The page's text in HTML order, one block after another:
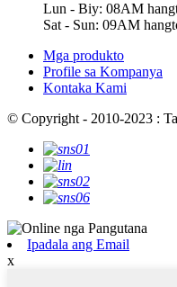
Lun - Biy: 08AM
Sat - Sun: 09AM
Mga produkto
Profile sa Kompanya
Kontaka Kami
© Copyright - 2010-2023 :
Ipadala ang Email
x